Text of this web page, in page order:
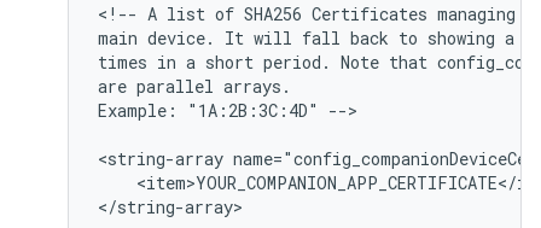
<!-- A list of SHA256 Certificates managing
main device. It will fall back to showing a
times in a short period. Note that
are parallel arrays.
Example:
"1A:2B:3C:4D" -->
<string-array
<item>YOUR_COMPANION_APP_CERTIFICATE</